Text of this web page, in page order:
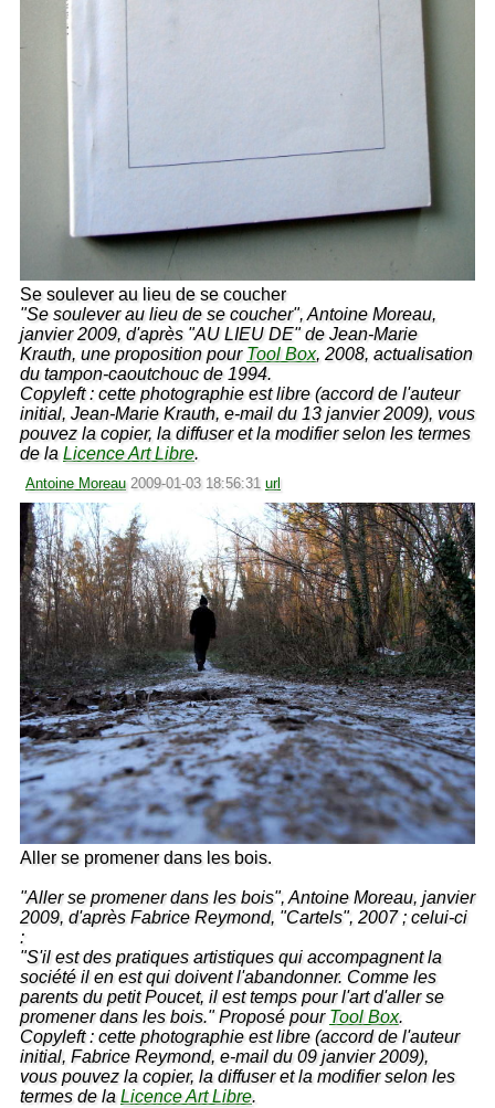
Se soulever au lieu de se coucher
"Se soulever au lieu de se coucher", Antoine Moreau,
janvier 2009, d'après "AU LIEU DE" de Jean-Marie
Krauth, une proposition pour Tool Box, 2008, actualisation
du tampon-caoutchouc de 1994.
Copyleft : cette photographie est libre (accord de l'auteur
initial, Jean-Marie Krauth, e-mail du 13 janvier 2009), vous
pouvez la copier, la diffuser et la modifier selon les termes
de laLicence Art Libre.
Antoine Moreau 2009-01-03 18:56:31 url
Aller se promener dans les bois.
"Aller se promener dans les bois", Antoine Moreau, janvier
2009, d'après Fabrice Reymond, "Cartels", 2007 ; celui-ci
:
"S'il est des pratiques artistiques qui accompagnent la
société il en est qui doivent l'abandonner. Comme les
parents du petit Poucet, il est temps pour l'art d'aller se
promener dans les bois." Proposé pour Tool Box.
Copyleft : cette photographie est libre (accord de l'auteur
initial, Fabrice Reymond, e-mail du 09 janvier 2009),
vous pouvez la copier, la diffuser et la modifier selon les
termes de laLicence Art Libre.